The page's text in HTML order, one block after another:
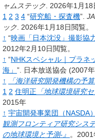
ャムステック 2026年1月18
1 2 3 4 “研究船・探査機”.
ック 2026年1月18日閲覧。
↑ “映画「日本沈没」撮影協
2012年2月10日閲覧。
↑ “NHKスペシャル｜プラネ
海」 ”. 日本放送協会 (2007
↑
「海洋研究開発機構の予
1 2 住明正 「地球環境研究
2015年
↑ 宇宙開発事業団（NASDA）
観測フロンティア研究シス
の地球環境と予測-』 。2001